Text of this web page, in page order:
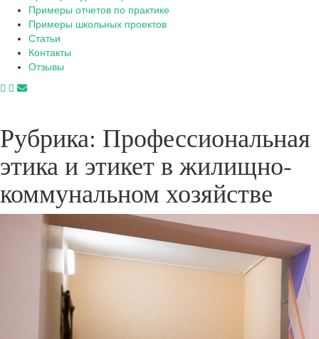
Примеры отчетов по практике
Примеры школьных проектов
Статьи
Контакты
Отзывы
Рубрика: Профессиональная
этика и этикет в жилищно-
коммунальном хозяйстве